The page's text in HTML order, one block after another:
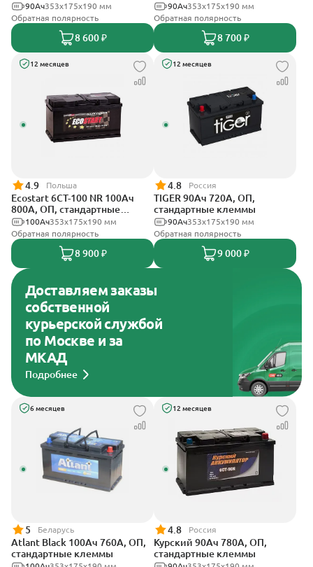
353х175х190 мм
90Ач
Обратная полярность
8 600 ₽
353x175x190 мм
90Ач
Обратная полярность
8 700 ₽
12 месяцев
4.9 Польша
Ecostart 6CT-100 NR 100Ач
800А, ОП, стандартные
клеммы353x175x190 мм
100Ач
Обратная полярность
8 900 ₽
12 месяцев
4.8 Россия
TIGER 90Ач 720А, ОП,
стандартные клеммы
353х175х190 мм
90Ач
Обратная полярность
9 000 ₽
Доставляем заказы
собственной
курьерской службой
по Москве и за
МКАД
Подробнее
6 месяцев
5 Беларусь
Atlant Black 100Ач 760А, ОП,
стандартные клеммы
12 месяцев
4.8 Россия
Курский 90Ач 780А, ОП,
стандартные клеммы